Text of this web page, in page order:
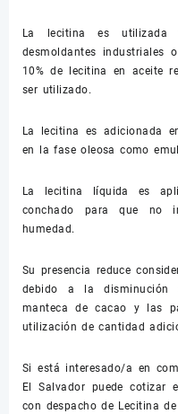
La lecitina es
desmoldantes industriales
10% de lecitina en aceite
ser utilizado.
La lecitina es adicionada
en la fase oleosa como
La lecitina líquida es
conchado para que no
humedad.
Su presencia reduce
debido a la
manteca de cacao y las
utilización de cantidad
Si está interesado/a en
El Salvador puede cotizar
con despacho de Lecitina